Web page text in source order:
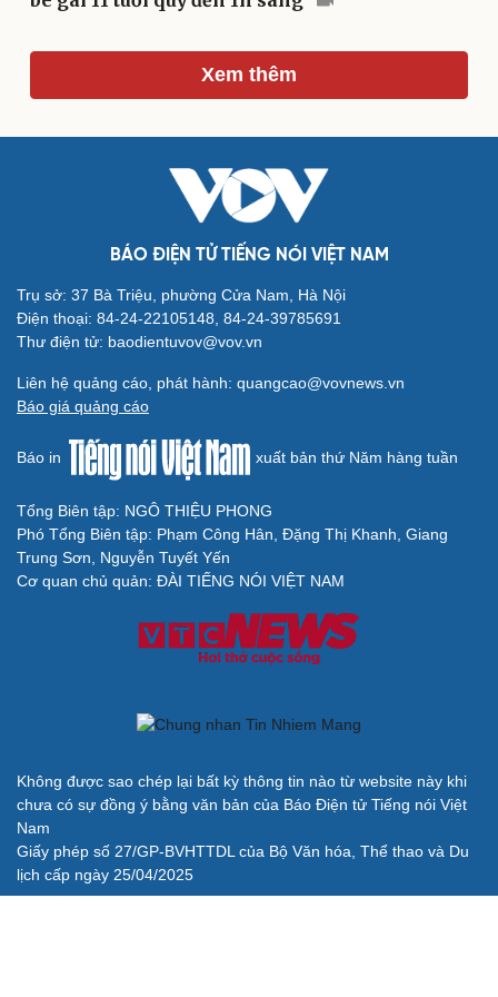
Tư vấn
Podcast
Câu chuyện thời sự
Kể chuyện cho bé
Hạt giống tâm hồn
Cải chính
Xem thêm
BÁO ĐIỆN TỬ TIẾNG NÓI VIỆT NAM
Trụ sở: 37 Bà Triệu, phường Cửa Nam, Hà Nội
Điện thoại: 84-24-22105148, 84-24-39785691
Thư điện tử: baodientuvov@vov.vn
Liên hệ quảng cáo, phát hành: quangcao@vovnews.vn
Báo giá quảng cáo
Báo in xuất bản thứ Năm hàng tuần
Tổng Biên tập: NGÔ THIỆU PHONG
Phó Tổng Biên tập: Phạm Công Hân, Đặng Thị Khanh, Giang
Trung Sơn, Nguyễn Tuyết Yến
Cơ quan chủ quản: ĐÀI TIẾNG NÓI VIỆT NAM
Không được sao chép lại bất kỳ thông tin nào từ website này khi
chưa có sự đồng ý bằng văn bản của Báo Điện tử Tiếng nói Việt
Nam
Giấy phép số 27/GP-BVHTTDL của Bộ Văn hóa, Thể thao và Du
lịch cấp ngày 25/04/2025